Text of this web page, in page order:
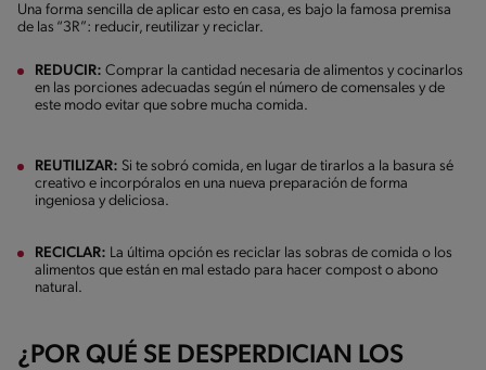
Una forma sencilla de aplicar esto en casa, es bajo la famosa premisa
de las “3R”: reducir, reutilizar y reciclar.
REDUCIR: Comprar la cantidad necesaria de alimentos y cocinarlos
en las porciones adecuadas según el número de comensales y de
este modo evitar que sobre mucha comida.
REUTILIZAR: Si te sobró comida, en lugar de tirarlos a la basura sé
creativo e incorpóralos en una nueva preparación de forma
ingeniosa y deliciosa.
RECICLAR: La última opción es reciclar las sobras de comida o los
alimentos que están en mal estado para hacer compost o abono
natural.
¿POR QUÉ SE DESPERDICIAN LOS